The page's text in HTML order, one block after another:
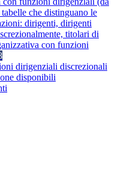
che distinguano le
dirigenti, dirigenti
titolari di
con funzioni
dirigenziali discrezionali
disponibili